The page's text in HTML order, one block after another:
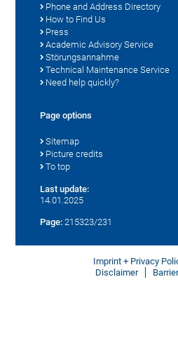
Phone and Address Directory
How to Find Us
Press
Academic Advisory Service
Störungsannahme
Technical Maintenance Service
Need help quickly?
Page options
Sitemap
Picture credits
To top
Last update:
14.01.2025
Page: 215323/231
Imprint + Privacy
Disclaimer